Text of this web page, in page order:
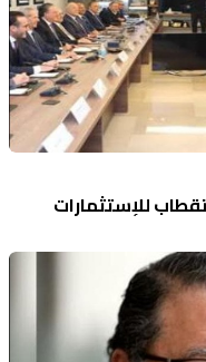
للإستثمارات